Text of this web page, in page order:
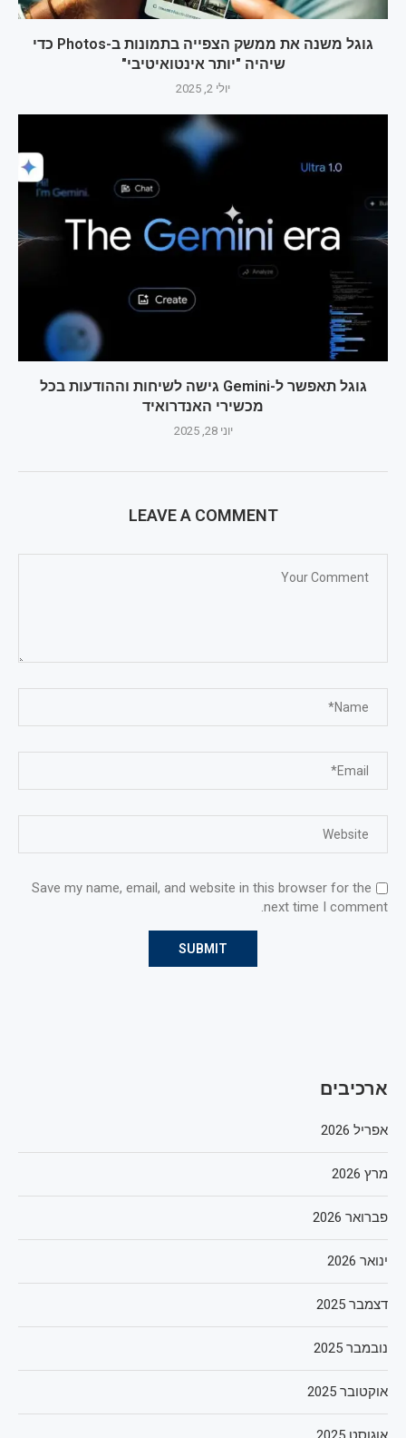
גוגל משנה את ממשק הצפייה בתמונות ב-Photos כדי
שיהיה "יותר אינטואיטיבי"
יולי 2, 2025
גוגל תאפשר ל-Gemini גישה לשיחות וההודעות בכל
מכשירי האנדרואיד
יוני 28, 2025
LEAVE A COMMENT
Save my name, email, and website in this browser for the
next time I comment.
ארכיבים
אפריל 2026
מרץ 2026
פברואר 2026
ינואר 2026
דצמבר 2025
נובמבר 2025
אוקטובר 2025